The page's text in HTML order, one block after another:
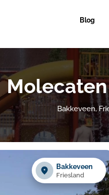
Blog
Molecaten
Bakkeveen,
Bakkeveen
Friesland